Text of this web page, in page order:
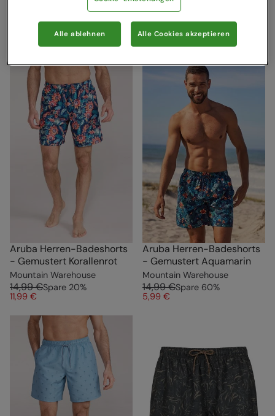
- Gemustert Dunkel Blau
Spare 60%
- Gemustert Dunkel Grün
14,99 €Spare 60%
5,99 €
Aruba Herren-Badeshorts
- Gemustert Korallenrot
Mountain Warehouse
14,99 €Spare 20%
11,99 €
Aruba Herren-Badeshorts
- Gemustert Aquamarin
Mountain Warehouse
14,99 €Spare 60%
5,99 €
Alle ablehnen Alle Cookies akzeptieren